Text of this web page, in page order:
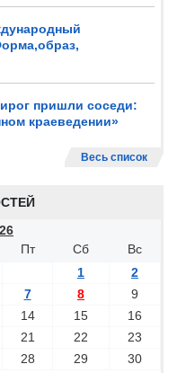
пришли соседи:
краеведении»
Весь список
Пт Сб
Вс
1
2
7 8
9
14 15
16
21 22
23
28 29 30